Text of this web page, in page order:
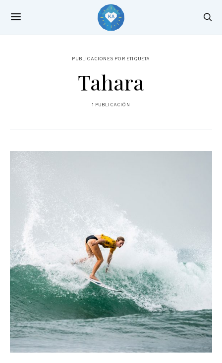
PUBLICACIONES POR ETIQUETA
Tahara
1 PUBLICACIÓN